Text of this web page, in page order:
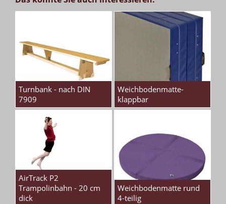
Turnbank - nach DIN
7909
Weichbodenmatte-
klappbar
AirTrack P2
Trampolinbahn - 20 cm
dick
Weichbodenmatte rund
4-teilig